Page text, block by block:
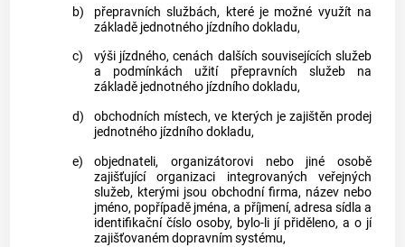
b)
přepravních službách, které je možné využít na
základě jednotného jízdního dokladu,
c)
výši jízdného, cenách dalších souvisejících služeb
a podmínkách užití přepravních služeb na
základě jednotného jízdního dokladu,
d)
obchodních místech, ve kterých je zajištěn prodej
jednotného jízdního dokladu,
e)
objednateli, organizátorovi nebo jiné osobě
zajišťující organizaci integrovaných veřejných
služeb, kterými jsou obchodní firma, název nebo
jméno, popřípadě jména, a příjmení, adresa sídla a
identifikační číslo osoby, bylo-li jí přiděleno, a o jí
zajišťovaném dopravním systému,